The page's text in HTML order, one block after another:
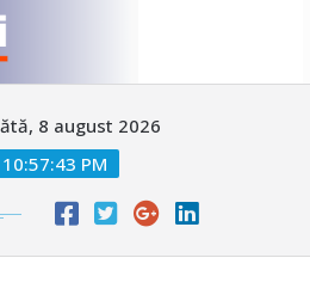
8 august 2026
10:57:46 PM